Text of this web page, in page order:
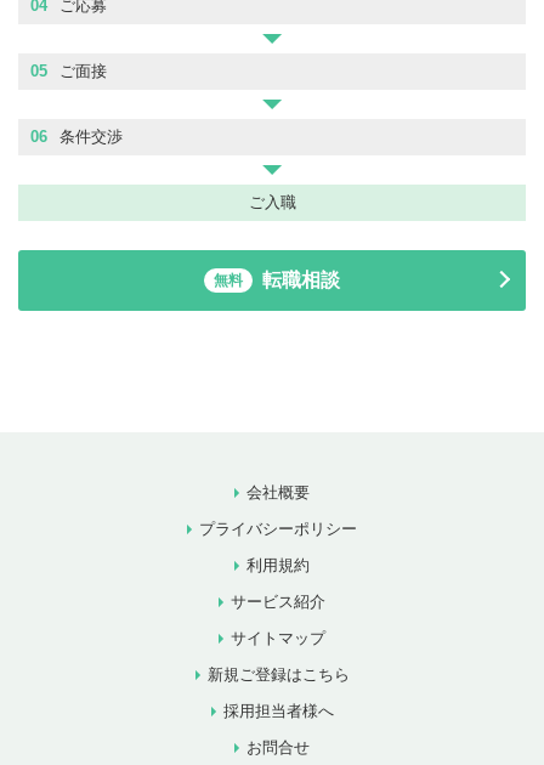
04 ご応募
05 ご面接
06 条件交渉
ご入職
無料 転職相談
会社概要
プライバシーポリシー
利用規約
サービス紹介
サイトマップ
新規ご登録はこちら
採用担当者様へ
お問合せ